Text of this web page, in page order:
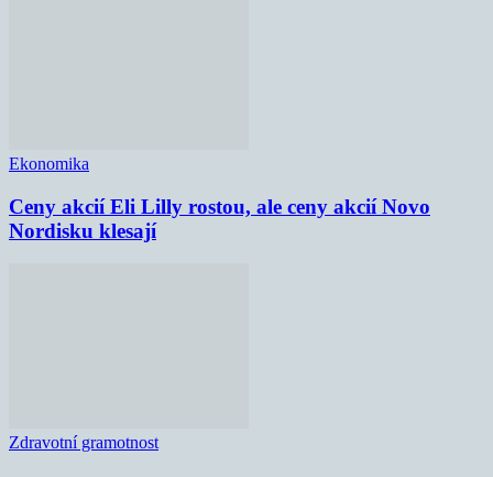
Ekonomika
Ceny akcií Eli Lilly rostou, ale ceny akcií Novo
Nordisku klesají
Zdravotní gramotnost